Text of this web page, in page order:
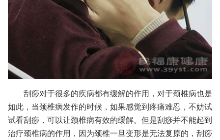
刮痧对于很多的疾病都有缓解的作用，对于颈椎病也是
如此，当颈椎病发作的时候，如果感觉到疼痛难忍，不妨试
试看刮痧，可以让颈椎病有效的缓解。但是刮痧并不能起到
治疗颈椎病的作用，因为颈椎一旦变形是无法复原的，刮痧